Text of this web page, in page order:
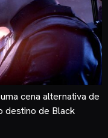
cena alternativa de
destino de Black